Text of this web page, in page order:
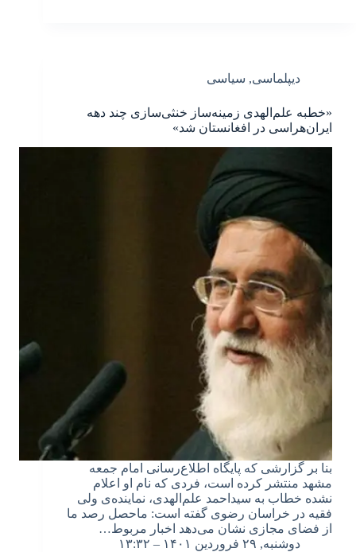
دیپلماسی, سیاسی
«خطبه علم‌الهدی زمینه‌ساز خنثی‌سازی چند دهه
ایران‌هراسی در افغانستان شد»
بنا بر گزارشی که پایگاه اطلاع‌رسانی امام جمعه
مشهد منتشر کرده است، فردی که نام او اعلام
نشده خطاب به سیداحمد علم‌الهدی، نماینده‌ی ولی
فقیه در خراسان رضوی گفته است: ماحصل رصد ما
از فضای مجازی نشان می‌دهد اخبار مربوط…
دوشنبه, ۲۹ فروردین ۱۴۰۱ – ۱۳:۳۲